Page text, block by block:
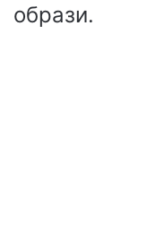
образи.